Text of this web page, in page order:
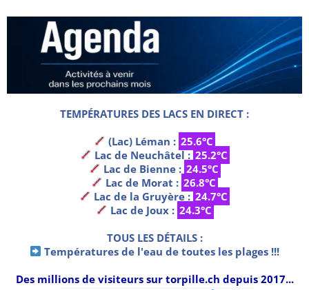
TEMPÉRATURES DES LACS EN DIRECT :
(Lac) Léman : 25.6°C
Lac de Neuchâtel :25.2°C
Lac de Bienne : 24.5°C
Lac de Morat : 26.8°C
Lac de la Gruyère :24.7°C
Lac de Joux : 24.3°C
TOUS LES DÉTAILS :
Températures de l'eau de toutes les plages !!!
Des millions de visiteurs sur torpille.ch depuis 2017...